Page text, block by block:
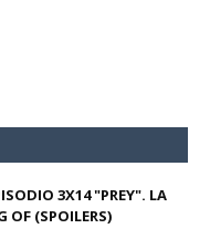
3X14 "PREY". LA
OF (SPOILERS)